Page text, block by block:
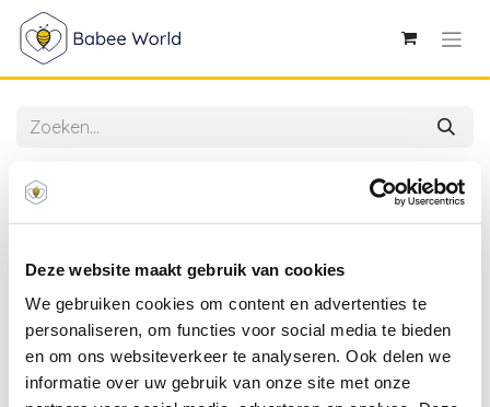
Deze website maakt gebruik van cookies
We gebruiken cookies om content en advertenties te
personaliseren, om functies voor social media te bieden
en om ons websiteverkeer te analyseren. Ook delen we
informatie over uw gebruik van onze site met onze
Plus-Plus | Educatief Speelgoed Draak Bouwstukjes
100-delig